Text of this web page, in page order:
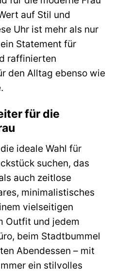
auf Stil und
Uhr ist mehr als nur
Statement für
raffinierten
den Alltag ebenso wie
für die
ideale Wahl für
suchen, das
auch zeitlose
minimalistisches
vielseitigen
Outfit und jedem
beim Stadtbummel
Abendessen – mit
ein stilvolles